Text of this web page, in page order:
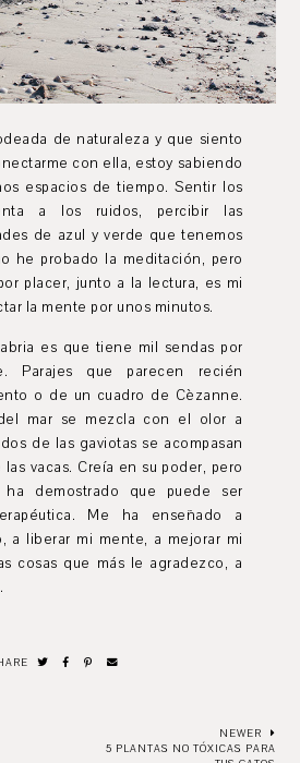
de naturaleza y que siento
con ella, estoy sabiendo
espacios de tiempo. Sentir los
a los ruidos, percibir las
de azul y verde que tenemos
he probado la meditación, pero
placer, junto a la lectura, es mi
la mente por unos minutos.
es que tiene mil sendas por
Parajes que parecen recién
o de un cuadro de Cèzanne.
mar se mezcla con el olor a
de las gaviotas se acompasan
vacas. Creía en su poder, pero
demostrado que puede ser
Me ha enseñado a
a liberar mi mente, a mejorar mi
cosas que más le agradezco, a
NEWER
5 PLANTAS NO TÓXICAS PARA